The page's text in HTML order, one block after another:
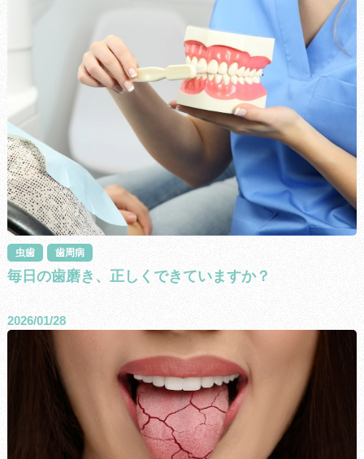
虫歯 歯周病
毎日の歯磨き、正しくできていますか？
2026/01/28